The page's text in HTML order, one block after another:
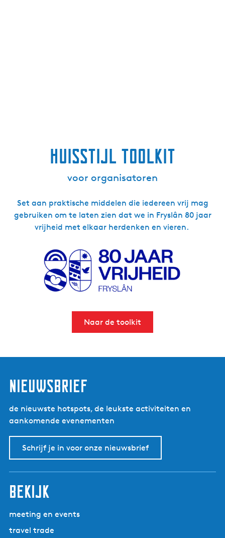
Huisstijl toolkit
voor organisatoren
Set aan praktische middelen die iedereen vrij mag
gebruiken om te laten zien dat we in Fryslân 80 jaar
vrijheid met elkaar herdenken en vieren.
Naar de toolkit
nieuwsbrief
de nieuwste hotspots, de leukste activiteiten en
aankomende evenementen
Schrijf je in voor onze nieuwsbrief
bekijk
meeting en events
travel trade